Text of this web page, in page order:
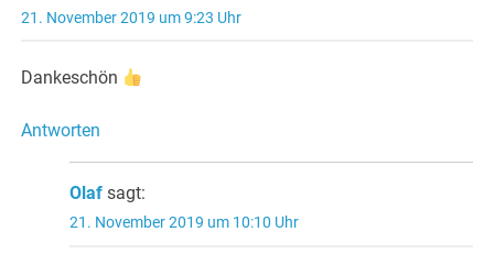
21. November 2019 um 9:23 Uhr
Dankeschön
Antworten
Olaf sagt:
21. November 2019 um 10:10 Uhr